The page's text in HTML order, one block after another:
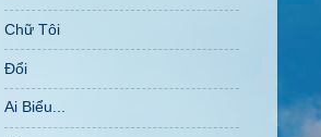
Chữ Tôi
Đổi
Ai Biểu...